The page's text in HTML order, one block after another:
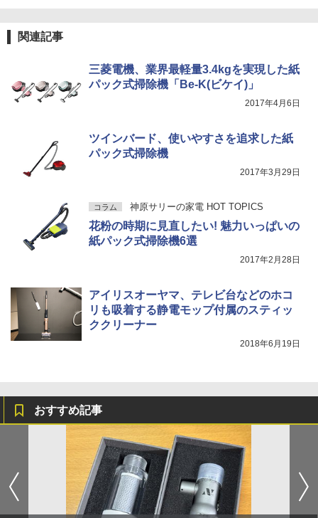
関連記事
三菱電機、業界最軽量3.4kgを実現した紙
パック式掃除機「Be-K(ビケイ)」
2017年4月6日
ツインバード、使いやすさを追求した紙
パック式掃除機
2017年3月29日
コラム 神原サリーの家電 HOT TOPICS
花粉の時期に見直したい! 魅力いっぱいの
紙パック式掃除機6選
2017年2月28日
アイリスオーヤマ、テレビ台などのホコ
リも吸着する静電モップ付属のスティッ
ククリーナー
2018年6月19日
おすすめ記事